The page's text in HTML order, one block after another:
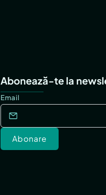
Abonează-te la
Email
Abonare